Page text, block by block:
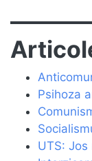
Psihoza
UTS: